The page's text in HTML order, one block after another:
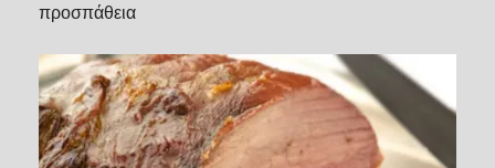
προσπάθεια